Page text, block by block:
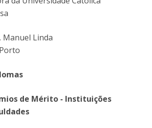
Manuel Linda
de Mérito - Instituições